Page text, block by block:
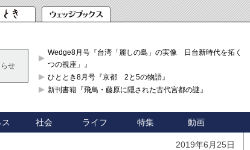
せ
Wedge8月号『台湾「麗しの島」の実像 日台新時代を拓く「3
つの視座」』
ひととき8月号『京都 2と5の物語』
新刊書籍『飛鳥・藤原に隠された古代宮都の謎』
社会 ライフ 特集 動画
2019年6月25日